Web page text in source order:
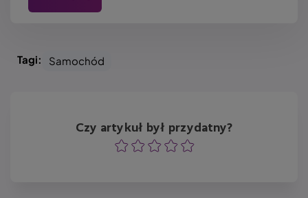
Tagi: Samochód
Czy artykuł był przydatny?
OcenaOcenaOcena
OcenaOcena